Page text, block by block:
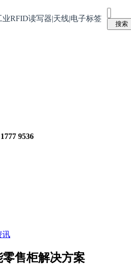
业RFID读写器|天线|电子标签
9536
讯
售柜解决方案